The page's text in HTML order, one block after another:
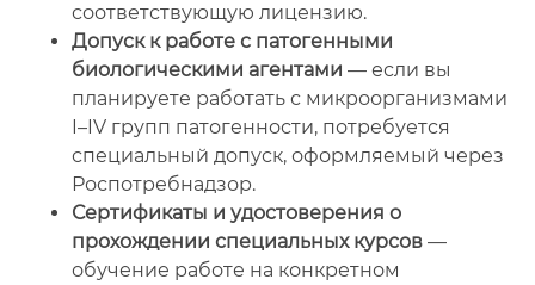
соответствующую лицензию.
Допуск к работе с патогенными
биологическими агентами — если вы
планируете работать с микроорганизмами
I–IV групп патогенности, потребуется
специальный допуск, оформляемый через
Роспотребнадзор.
Сертификаты и удостоверения о
прохождении специальных курсов —
обучение работе на конкретном